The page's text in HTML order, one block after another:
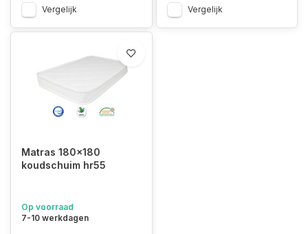
Vergelijk Vergelijk
Matras 180x180
koudschuim hr55
Op voorraad
7-10 werkdagen